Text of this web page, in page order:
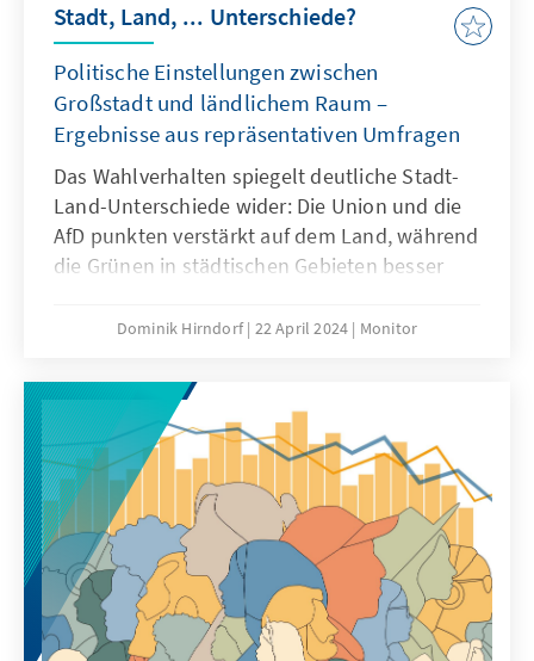
Stadt, Land, ... Unterschiede?
Politische Einstellungen zwischen
Großstadt und ländlichem Raum –
Ergebnisse aus repräsentativen Umfragen
Das Wahlverhalten spiegelt deutliche Stadt-
Land-Unterschiede wider: Die Union und die
AfD punkten verstärkt auf dem Land, während
die Grünen in städtischen Gebieten besser
erklären? Unsere Studie zeigt anhand von
Land-Unterschiede in den Parteisympathien
und leichte Differenzen in den politischen
Einstellungen eine Erklärung für den
unterschiedlichen Wahlerfolg der Parteien
nach Stadt-Land bieten könnten.
Dominik Hirndorf 22 April 2024 Monitor